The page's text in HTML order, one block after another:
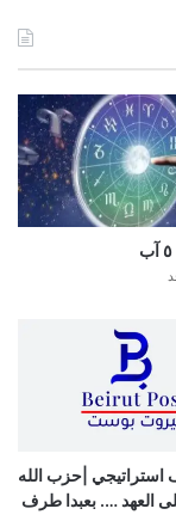
استراتيجي |حزب الله
العهد …. بعبدا طرف